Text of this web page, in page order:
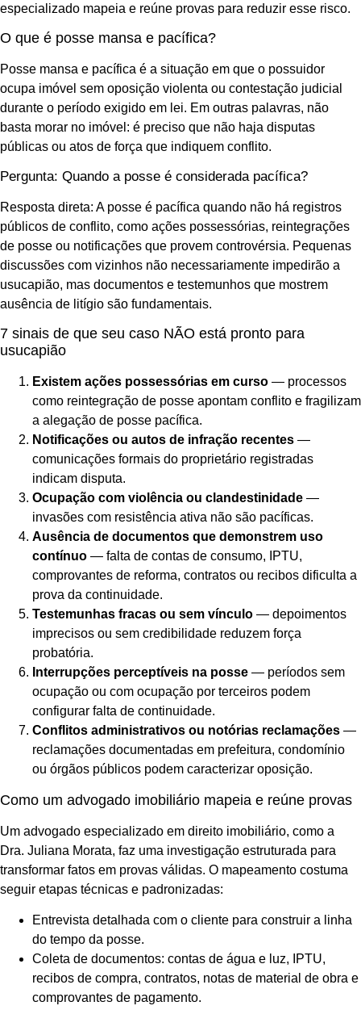
especializado mapeia e reúne provas para reduzir esse risco.
O que é posse mansa e pacífica?
Posse mansa e pacífica é a situação em que o possuidor
ocupa imóvel sem oposição violenta ou contestação judicial
durante o período exigido em lei. Em outras palavras, não
basta morar no imóvel: é preciso que não haja disputas
públicas ou atos de força que indiquem conflito.
Pergunta: Quando a posse é considerada pacífica?
Resposta direta: A posse é pacífica quando não há registros
públicos de conflito, como ações possessórias, reintegrações
de posse ou notificações que provem controvérsia. Pequenas
discussões com vizinhos não necessariamente impedirão a
usucapião, mas documentos e testemunhos que mostrem
ausência de litígio são fundamentais.
7 sinais de que seu caso NÃO está pronto para
usucapião
Existem ações possessórias em curso — processos
como reintegração de posse apontam conflito e fragilizam
a alegação de posse pacífica.
Notificações ou autos de infração recentes —
comunicações formais do proprietário registradas
indicam disputa.
Ocupação com violência ou clandestinidade —
invasões com resistência ativa não são pacíficas.
Ausência de documentos que demonstrem uso
contínuo — falta de contas de consumo, IPTU,
comprovantes de reforma, contratos ou recibos dificulta a
prova da continuidade.
Testemunhas fracas ou sem vínculo — depoimentos
imprecisos ou sem credibilidade reduzem força
probatória.
Interrupções perceptíveis na posse — períodos sem
ocupação ou com ocupação por terceiros podem
configurar falta de continuidade.
Conflitos administrativos ou notórias reclamações —
reclamações documentadas em prefeitura, condomínio
ou órgãos públicos podem caracterizar oposição.
Como um advogado imobiliário mapeia e reúne provas
Um advogado especializado em direito imobiliário, como a
Dra. Juliana Morata, faz uma investigação estruturada para
transformar fatos em provas válidas. O mapeamento costuma
seguir etapas técnicas e padronizadas:
Entrevista detalhada com o cliente para construir a linha
do tempo da posse.
Coleta de documentos: contas de água e luz, IPTU,
recibos de compra, contratos, notas de material de obra e
comprovantes de pagamento.